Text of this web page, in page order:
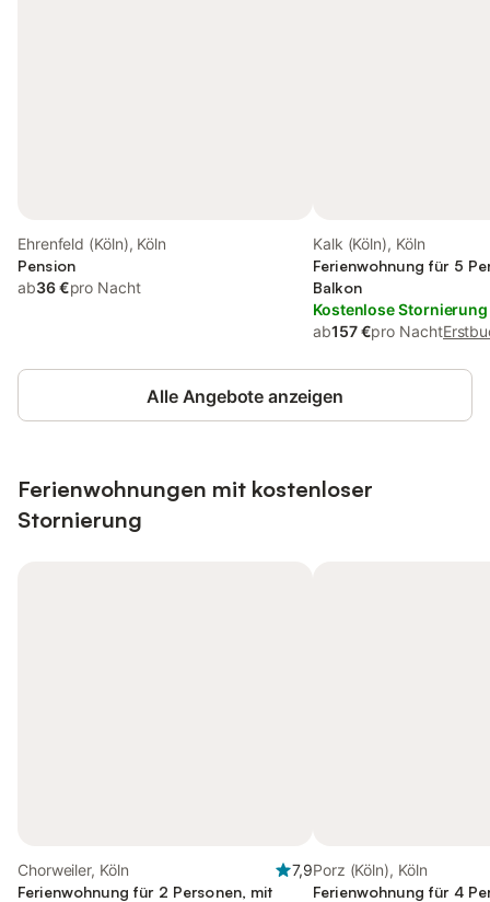
Ehrenfeld (Köln), Köln
Pension
ab36 €pro Nacht
Kalk (Köln), Köln
Ferienwohnung für 5
Balkon
Kostenlose Stornierung
ab157 €pro Nacht
Alle Angebote anzeigen
Ferienwohnungen mit kostenloser
Stornierung
Chorweiler, Köln
7,9
Ferienwohnung für 2 Personen, mit
Porz (Köln), Köln
Ferienwohnung für 4